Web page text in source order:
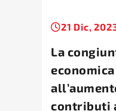
21 Dic,
La
contributi